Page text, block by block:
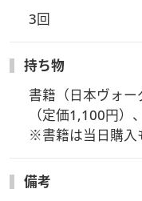
3回
持ち物
書籍（日本ヴォー
（定価1,100円）
※書籍は当日購入
備考